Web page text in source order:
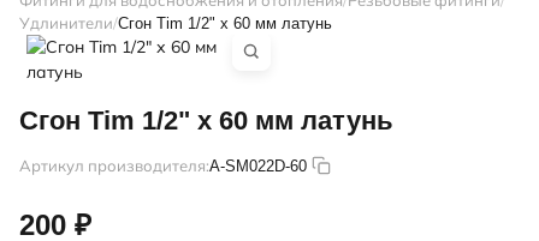
Удлинители Сгон Tim 1/2" х 60 мм латунь
Сгон Tim 1/2" х 60 мм латунь
Артикул производителя:A-SM022D-60
200 ₽